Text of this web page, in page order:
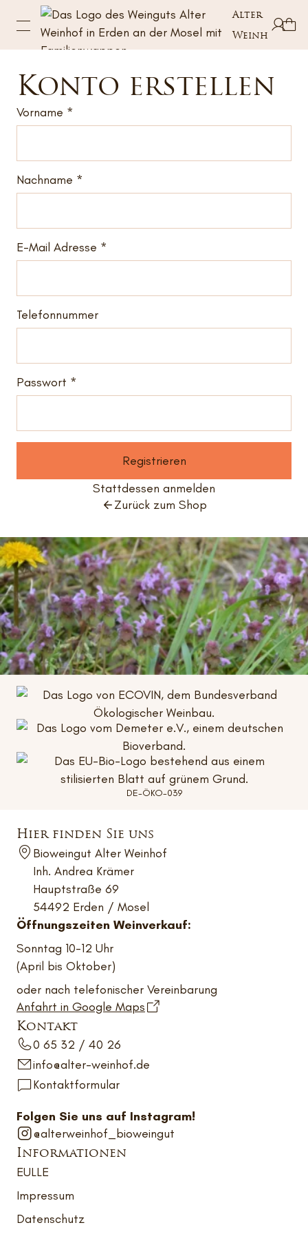
Alter
Weinhof
Konto erstellen
Vorname
Nachname
E-Mail Adresse
Telefonnummer
Passwort
Registrieren
Stattdessen anmelden
Zurück zum Shop
DE-ÖKO-039
Hier finden Sie uns
Bioweingut Alter Weinhof
Inh. Andrea Krämer
Hauptstraße 69
54492 Erden / Mosel
Öffnungszeiten Weinverkauf:
Sonntag 10-12 Uhr
(April bis Oktober)
oder nach telefonischer Vereinbarung
Anfahrt in Google Maps
Kontakt
0 65 32 / 40 26
info@alter-weinhof.de
Kontaktformular
Folgen Sie uns auf Instagram!
@alterweinhof_bioweingut
Informationen
EULLE
Impressum
Datenschutz